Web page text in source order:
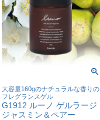
大容量160gのナチュラルな香りの
フレグランスゲル
G1912 ルーノ ゲルラージ
ジャスミン＆ペアー